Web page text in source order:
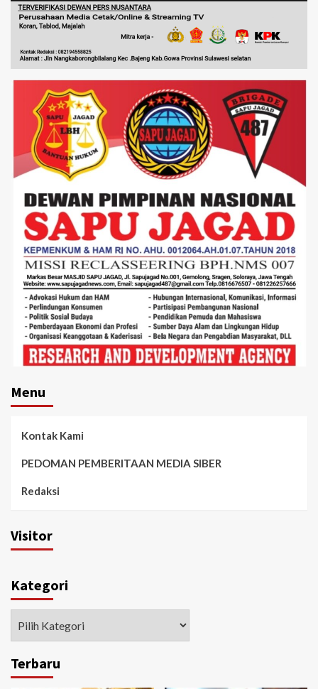
Menu
Kontak Kami
PEDOMAN PEMBERITAAN MEDIA SIBER
Redaksi
Visitor
Kategori
Terbaru